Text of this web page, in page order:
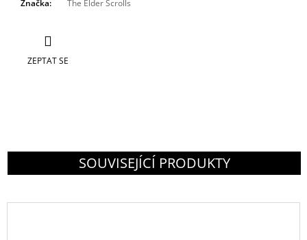
Značka: The Elder Scrolls
ZEPTAT SE
SOUVISEJÍCÍ PRODUKTY